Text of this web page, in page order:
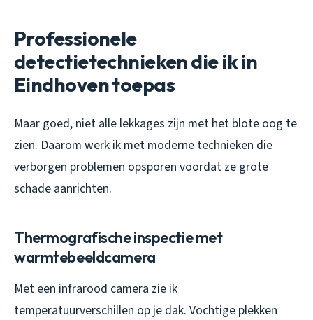
Professionele
detectietechnieken die ik in
Eindhoven toepas
Maar goed, niet alle lekkages zijn met het blote oog te
zien. Daarom werk ik met moderne technieken die
verborgen problemen opsporen voordat ze grote
schade aanrichten.
Thermografische inspectie met
warmtebeeldcamera
Met een infrarood camera zie ik
temperatuurverschillen op je dak. Vochtige plekken